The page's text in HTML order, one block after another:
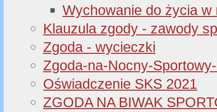
Wychowanie do życia w
Klauzula zgody - zawody
Zgoda - wycieczki
Zgoda-na-Nocny-
Oświadczenie SKS 2021
ZGODA NA BIWAK